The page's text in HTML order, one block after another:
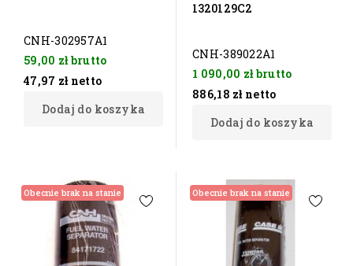
CNH-302957A1
59,00 złbrutto
47,97 zł netto
Dodaj do koszyka
1320129C2
CNH-389022A1
1 090,00 złbrutto
886,18 zł netto
Dodaj do koszyka
Obecnie brak na stanie Obecnie brak na stanie